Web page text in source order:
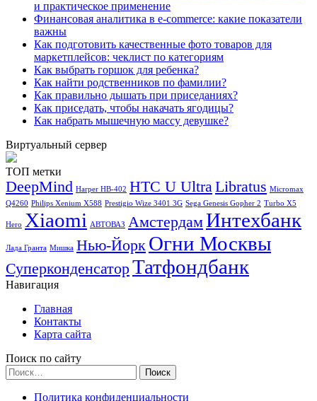
и практическое применение
Финансовая аналитика в e-commerce: какие показатели
важны
Как подготовить качественные фото товаров для
маркетплейсов: чеклист по категориям
Как выбрать горшок для ребенка?
Как найти родственников по фамилии?
Как правильно дышать при приседаниях?
Как приседать, чтобы накачать ягодицы?
Как набрать мышечную массу девушке?
Виртуальный сервер
ТОП метки
DeepMind Harper HB-402 HTC U UltraLibratus Micromax
Q4260 Philips Xenium X588 Prestigio Wize 3401 3G Sega Genesis Gopher 2 Turbo X5
Hero Xiaomi АВТОВАЗ АмстердамИнтехбанк
Лада Гранта Мишка Нью-Йорк Огни Москвы
СуперконденсаторТатфондбанк
Навигация
Главная
Контакты
Карта сайта
Поиск по сайту
Найти:
Политика конфиденциальности